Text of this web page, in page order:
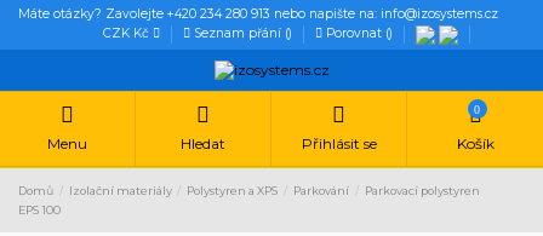
Máte otázky? Zavolejte +420 234 280 913 nebo napište na: info@izosystems.cz
CZK Kč
Seznam přání () Porovnat ()
Menu Hledat Přihlásit se
0
Košík
Domů Izolační materiály Polystyren a XPS Parkování
Parkovací polystyren
EPS 100